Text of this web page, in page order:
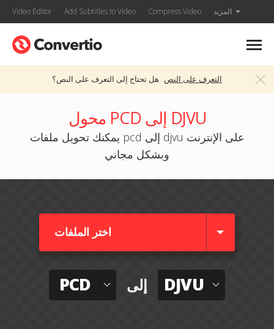
Video Editor Add Subtitles to Video Compress Video المزيد
هل تحتاج إلى التعرف على النص؟ التعرف على النص
محول PCD إلى DJVU
يمكنك تحويل ملفات pcd إلى djvu على الإنترنت
وبشكل مجاني
اختر الملفات
PCD إلى DJVU